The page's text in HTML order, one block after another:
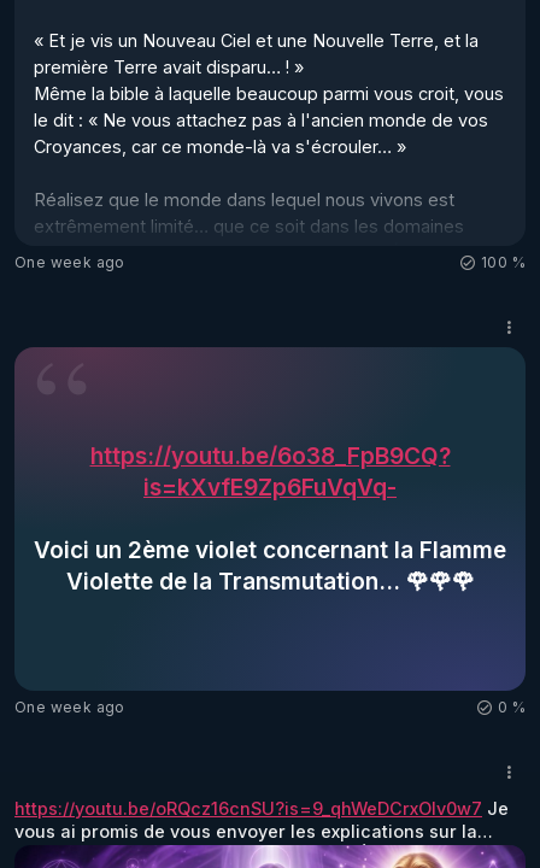
« Et je vis un Nouveau Ciel et une Nouvelle Terre, et la
première Terre avait disparu… ! »
Même la bible à laquelle beaucoup parmi vous croit, vous
le dit : « Ne vous attachez pas à l'ancien monde de vos
Croyances, car ce monde-là va s'écrouler… »
Réalisez que le monde dans lequel nous vivons est
extrêmement limité… que ce soit dans les domaines
tels : la Science, la Médecine, la Politique, l'Économie, la
One week ago 100 %
https://youtu.be/6o38_FpB9CQ?
is=kXvfE9Zp6FuVqVq-
Voici un 2ème violet concernant la Flamme
Violette de la Transmutation... 🌹🌹🌹
One week ago 0 %
https://youtu.be/oRQcz16cnSU?is=9_qhWeDCrxOlv0w7 Je
vous ai promis de vous envoyer les explications sur la
Flamme Violette... Après la Flamme Vert-Émeraude de la